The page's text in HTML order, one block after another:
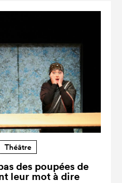
Théâtre
des poupées de
leur mot à dire